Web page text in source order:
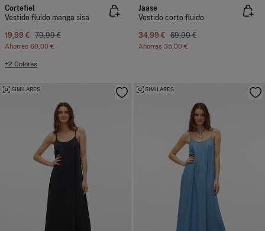
Cortefiel
Vestido fluido manga sisa
19,99 € 79,99 €
Ahorras 60,00 €
+2 Colores
Jaase
Vestido corto fluido
34,99 € 69,99 €
Ahorras 35,00 €
SIMILARES SIMILARES